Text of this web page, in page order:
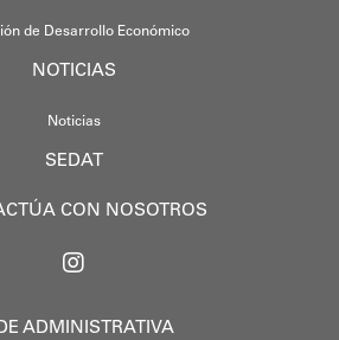
de Desarrollo Económico
NOTICIAS
Noticias
SEDAT
CON NOSOTROS
ADMINISTRATIVA